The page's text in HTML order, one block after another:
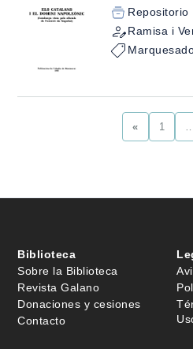
Repositorio
Ramisa i
« 1
Biblioteca
Sobre la Biblioteca
Revista Galano
Donaciones y cesiones
Contacto